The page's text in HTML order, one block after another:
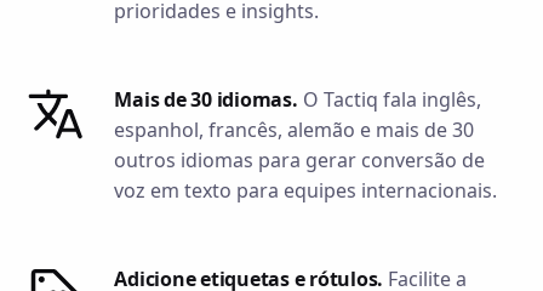
prioridades e insights.
Mais de 30 idiomas. O Tactiq fala inglês,
espanhol, francês, alemão e mais de 30
outros idiomas para gerar conversão de
voz em texto para equipes internacionais.
Adicione etiquetas e rótulos. Facilite a